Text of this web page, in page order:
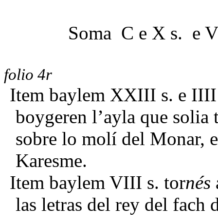
Soma C e X s. e
folio 4r
Item baylem XXIII s. e
boygeren l’ayla que solia
sobre lo molí del Monar,
Karesme.
Item baylem VIII s. tornés
las letras del rey del fach